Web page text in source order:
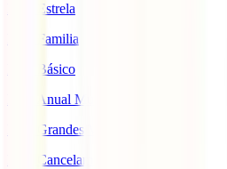
IATI Estrela
IATI Familia
IATI Básico
IATI Anual Multiviagem
IATI Grandes Viajantes
IATI Cancelamento Premium